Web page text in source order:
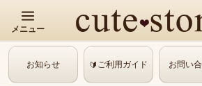
メニュー
お知らせ 🔰ご利用ガイド お問い